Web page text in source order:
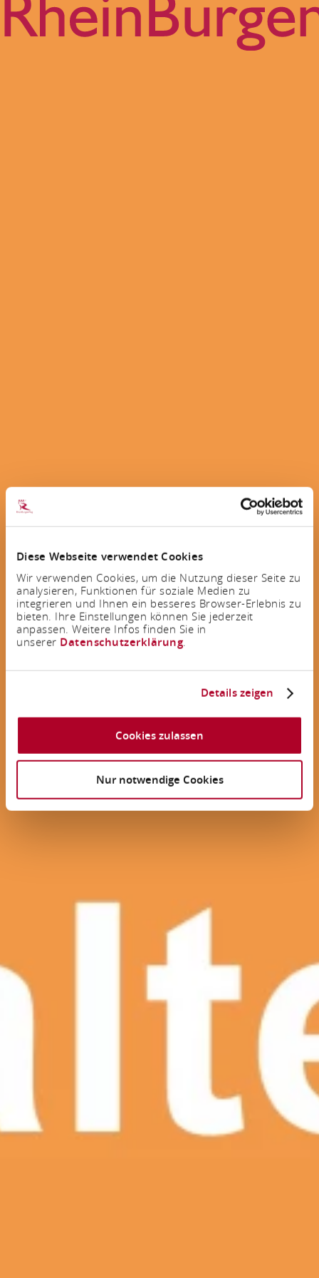
Diese Webseite verwendet Cookies
Wir verwenden Cookies, um die Nutzung dieser Seite zu
analysieren, Funktionen für soziale Medien zu
integrieren und Ihnen ein besseres Browser-Erlebnis zu
bieten. Ihre Einstellungen können Sie jederzeit
anpassen. Weitere Infos finden Sie in
unserer Datenschutzerklärung.
Details zeigen
Cookies zulassen
Nur notwendige Cookies